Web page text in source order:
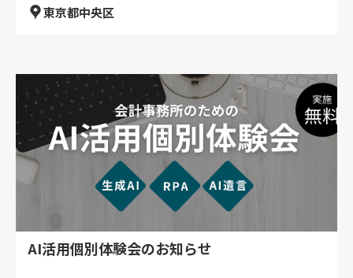
東京都中央区
AI活用個別体験会のお知らせ